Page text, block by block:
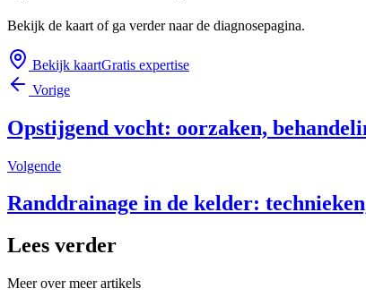
Bekijk de kaart of ga verder naar de diagnosepagina.
Bekijk kaartGratis expertise
Vorige
Opstijgend vocht: oorzaken,
Volgende
Randdrainage in de kelder:
Lees verder
Meer overmeer artikels